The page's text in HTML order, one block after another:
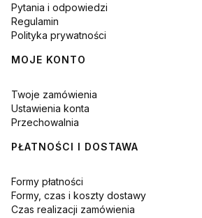
Pytania i odpowiedzi
Regulamin
Polityka prywatności
MOJE KONTO
Twoje zamówienia
Ustawienia konta
Przechowalnia
PŁATNOŚCI I DOSTAWA
Formy płatności
Formy, czas i koszty dostawy
Czas realizacji zamówienia